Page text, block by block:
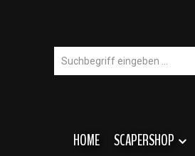
HOME SCAPERSHOP